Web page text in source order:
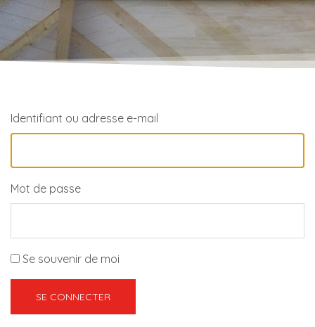
Identifiant ou adresse e-mail
Mot de passe
Se souvenir de moi
SE CONNECTER